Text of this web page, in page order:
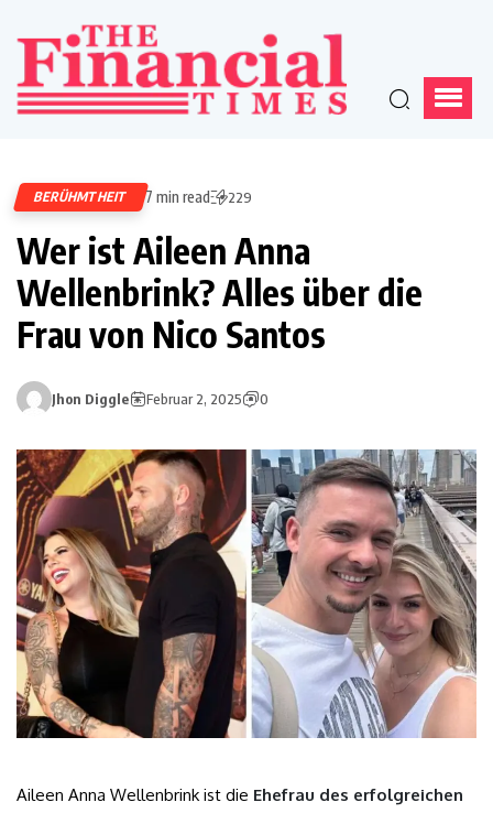
BERÜHMTHEIT 7 min read 229
Wer ist Aileen Anna
Wellenbrink? Alles über die
Frau von Nico Santos
Jhon Diggle Februar 2, 2025 0
Aileen Anna Wellenbrink ist die Ehefrau des erfolgreichen